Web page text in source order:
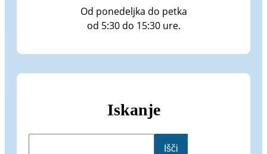
Od ponedeljka do petka
od 5:30 do 15:30 ure.
Iskanje
Išči